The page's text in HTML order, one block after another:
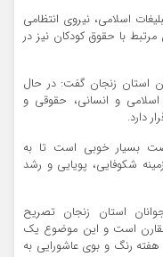
اسلامی، نیروی انتظامی
با حقوق کودکان نیز در
استان زنجان گفت: در حال
و انسانی، حقوقی و
دارد.
بسیار خوبی است تا به
شکوفایی، پویایی و رشد
استان زنجان تصریح
است و این موضوع یک
رنگ و بوی عاشورایی به